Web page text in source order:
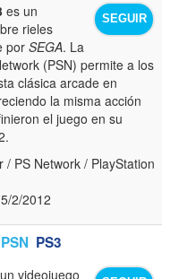
SEGUIR
es un
rieles
porSEGA. La
(PSN) permite a los
clásica arcade en
la misma acción
el juego en su
/ PS Network / PlayStation
2/2012
PS3
videojuego